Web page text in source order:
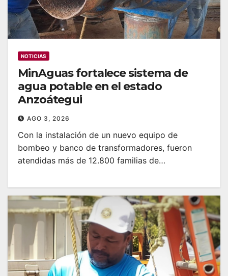
NOTICIAS
MinAguas fortalece sistema de
agua potable en el estado
Anzoátegui
AGO 3, 2026
Con la instalación de un nuevo equipo de
bombeo y banco de transformadores, fueron
atendidas más de 12.800 familias de…